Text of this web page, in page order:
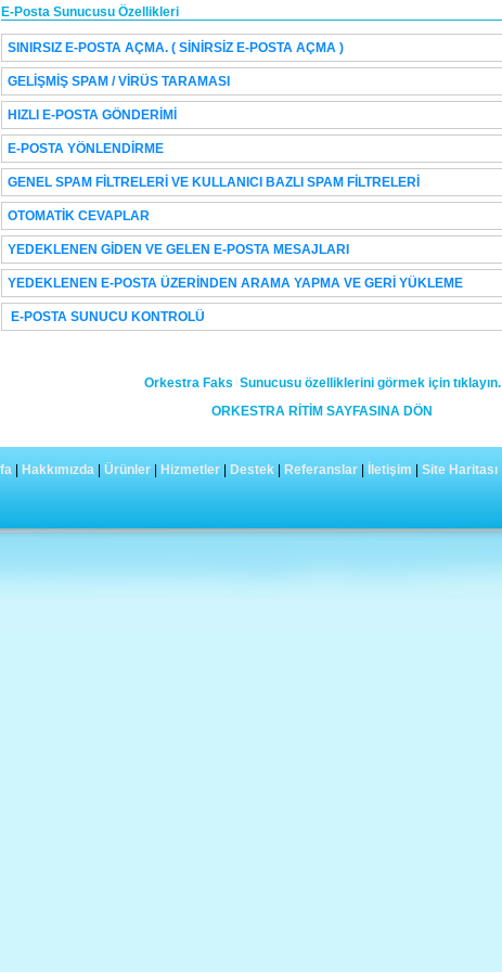
E-Posta Sunucusu Özellikleri
SINIRSIZ E-POSTA AÇMA. ( SİNİRSİZ E-POSTA AÇMA )
GELİŞMİŞ SPAM / VİRÜS TARAMASI
HIZLI E-POSTA GÖNDERİMİ
E-POSTA YÖNLENDİRME
GENEL SPAM FİLTRELERİ VE KULLANICI BAZLI SPAM FİLTRELERİ
OTOMATİK CEVAPLAR
YEDEKLENEN GİDEN VE GELEN E-POSTA MESAJLARI
YEDEKLENEN E-POSTA ÜZERİNDEN ARAMA YAPMA VE GERİ YÜKLEME
E-POSTA SUNUCU KONTROLÜ
Orkestra Faks Sunucusu özelliklerini görmek için tıklayın.
ORKESTRA RİTİM SAYFASINA DÖN
| Hakkımızda| Ürünler| Hizmetler| Destek| Referanslar| İletişim Site Haritası|